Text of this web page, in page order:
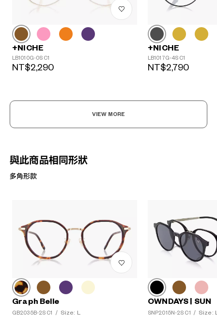
+NICHE
LB1010G-0S C1
NT$2,290
+NICHE
LB1017G-4S C1
NT$2,790
VIEW MORE
與此商品相同形狀
多角形款
Graph Belle
GB2035B-2S C1 / Size: L
OWNDAYS | SUN
SNP2015N-2S C1 / Size: